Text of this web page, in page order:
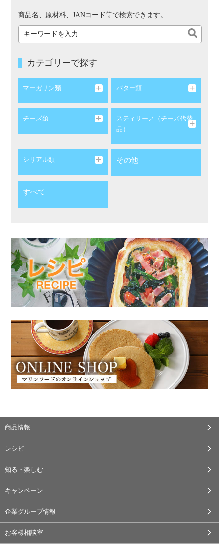
商品名、原材料、JANコード等で検索できます。
カテゴリーで探す
マーガリン類 バター類
チーズ類
スティリーノ（チーズ代替
品）
シリアル類 その他
すべて
商品情報
レシピ
知る・楽しむ
キャンペーン
企業グループ情報
お客様相談室